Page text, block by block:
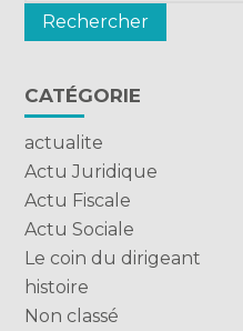
CATÉGORIE
actualite
Actu Juridique
Actu Fiscale
Actu Sociale
Le coin du dirigeant
histoire
Non classé